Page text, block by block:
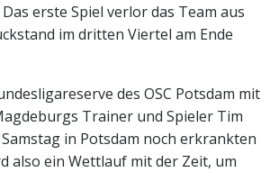
erste Spiel verlor das Team aus
im dritten Viertel am Ende
des OSC Potsdam mit
Trainer und Spieler Tim
in Potsdam noch erkrankten
also ein Wettlauf mit der Zeit, um